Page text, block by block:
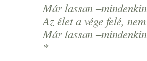
Már lassan
Az élet a vége felé,
Már lassan
*